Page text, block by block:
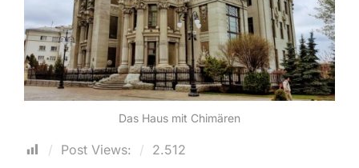
Das Haus mit Chimären
Post Views: 2.512